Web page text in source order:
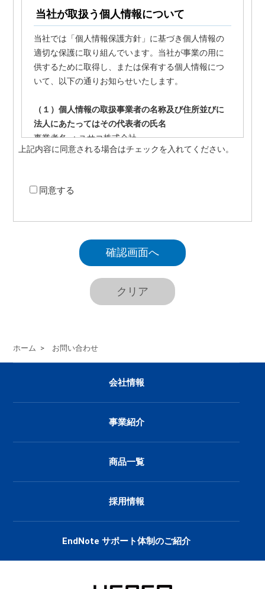
当社が取扱う個人情報について
当社では「個人情報保護方針」に基づき個人情報の
適切な保護に取り組んでいます。当社が事業の用に
供するために取得し、または保有する個人情報につ
いて、以下の通りお知らせいたします。
（１）個人情報の取扱事業者の名称及び住所並びに
法人にあたってはその代表者の氏名
事業者名 ：ユサコ株式会社
代表取締役：山川 真一
の氏名又は職名、所属及び連絡先
個人情報保護管理者：取締役 総務人事部部長
電子メール ：privacy@usaco.co.jp
電話番号 ：03-3505-6161
（３）個人情報の利用目的
当社が事業活動において取扱う個人情報の利用目的
①保有個人データ
従業者情報
採用応募者情報
退職者情報
上記内容に同意される場合はチェックを入れてください。
同意する
ホーム > お問い合わせ
会社情報
事業紹介
商品一覧
採用情報
EndNote サポート体制のご紹介